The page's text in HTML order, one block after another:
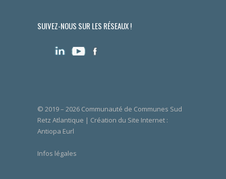
SUIVEZ-NOUS SUR LES RÉSEAUX !
© 2019 – 2026 Communauté de Communes Sud
Retz Atlantique | Création du Site Internet :
Antiopa Eurl
Infos légales